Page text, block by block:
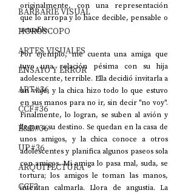
BARBARIE VISUAL
HORÓSCOPO
ARTES VISUALES
ENSAYO Y ERROR
ART#36
CCF#36
E&E#36
UP#36
ARQUITECTURA
CCF2
originalmente, con una representación
que lo arropa y lo hace decible, pensable o
actuable.
Por ejemplo, me cuenta una amiga que
tuvo una relación pésima con su hija
adolescente, terrible. Ella decidió invitarla a
un viaje, y la chica hizo todo lo que estuvo
en sus manos para no ir, sin decir "no voy".
Finalmente, lo logran, se suben al avión y
llegan a su destino. Se quedan en la casa de
unos amigos, y la chica conoce a otros
adolescentes y planifica algunos paseos sola
con amigos. Mi amiga lo pasa mal, suda, se
tortura; los amigos le toman las manos,
intentan calmarla. Llora de angustia. La